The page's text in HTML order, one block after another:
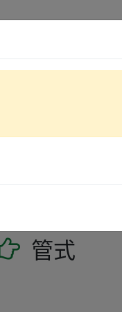
產業解決方案
管式